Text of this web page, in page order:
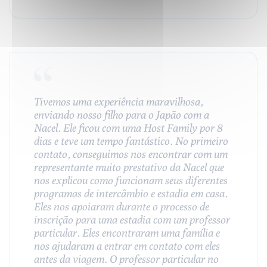
Tivemos uma experiência maravilhosa,
enviando nosso filho para o Japão com a
Nacel. Ele ficou com uma Host Family por 8
dias e teve um tempo fantástico. No primeiro
contato, conseguimos nos encontrar com um
representante muito prestativo da Nacel que
nos explicou como funcionam seus diferentes
programas de intercâmbio e estadia em casa.
Eles nos apoiaram durante o processo de
inscrição para uma estadia com um professor
particular. Eles encontraram uma família e
nos ajudaram a entrar em contato com eles
antes da viagem. O professor particular no